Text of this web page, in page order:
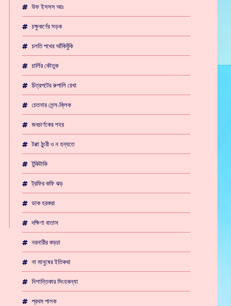
উফ ইসসস আঃ
চক্ষুকর্ণের সড়ক
চলতি পথের আঁকিবুঁকি
চার্লির কৌতুক
চিত্রপটের রুপালি রেখা
চেতনার লেন্স-ক্লিক
জবচার্ণকের শহর
টপ্পা ঠুংরী ও ন হন্যতে
টুকিটাকি
ট্রফির কফি ঝড়
ডাক হরকরা
দক্ষিণা বাতাস
নরনারীর কড়চা
না মানুষের ইতিকথা
নিশান্তিকার সিংহকন্যা
প্রথম পালক